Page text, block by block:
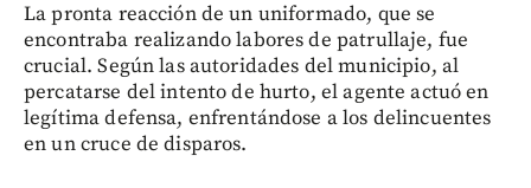
La pronta reacción de un uniformado, que se
encontraba realizando labores de patrullaje, fue
crucial. Según las autoridades del municipio, al
percatarse del intento de hurto, el agente actuó en
legítima defensa, enfrentándose a los delincuentes
en un cruce de disparos.